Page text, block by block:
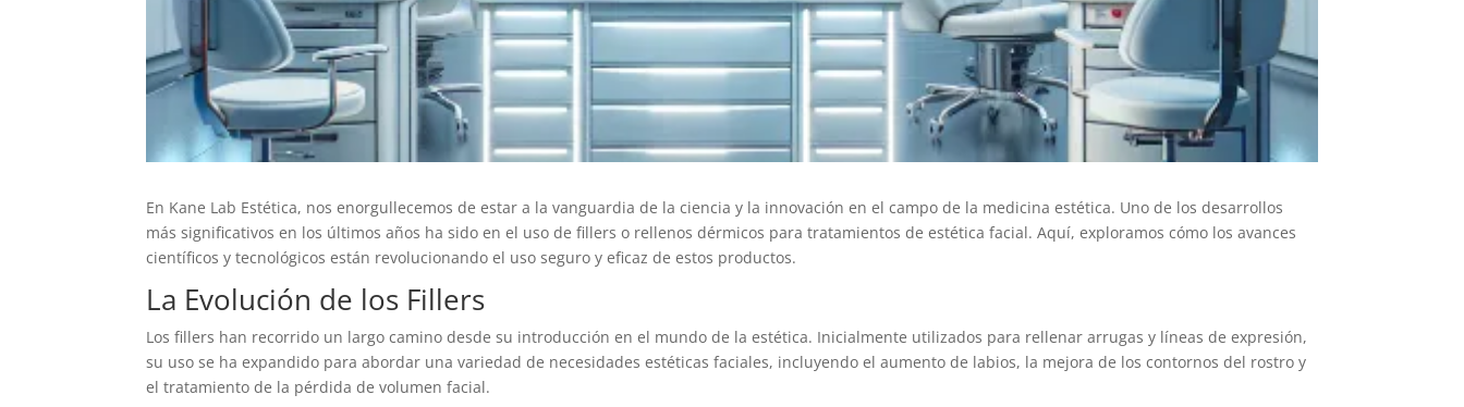
En Kane Lab Estética, nos enorgullecemos de estar a la vanguardia de la ciencia y la innovación en el campo de la medicina estética. Uno de los desarrollos
más significativos en los últimos años ha sido en el uso de fillers o rellenos dérmicos para tratamientos de estética facial. Aquí, exploramos cómo los avances
científicos y tecnológicos están revolucionando el uso seguro y eficaz de estos productos.
La Evolución de los Fillers
Los fillers han recorrido un largo camino desde su introducción en el mundo de la estética. Inicialmente utilizados para rellenar arrugas y líneas de expresión,
su uso se ha expandido para abordar una variedad de necesidades estéticas faciales, incluyendo el aumento de labios, la mejora de los contornos del rostro y
el tratamiento de la pérdida de volumen facial.